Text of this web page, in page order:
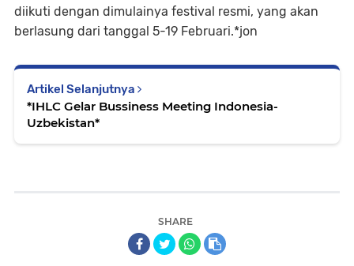
diikuti dengan dimulainya festival resmi, yang akan
berlasung dari tanggal 5-19 Februari.*jon
Artikel Selanjutnya
*IHLC Gelar Bussiness Meeting Indonesia-
Uzbekistan*
SHARE